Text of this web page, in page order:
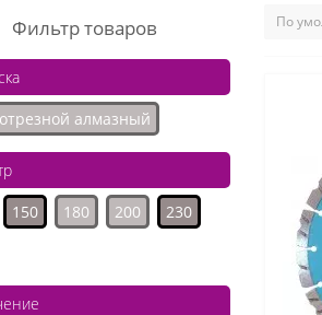
Фильтр товаров
алмазный
150 180 200
230